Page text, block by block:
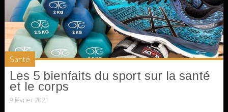
Santé
Les 5 bienfaits du sport sur la santé
et le corps
9 février 2021